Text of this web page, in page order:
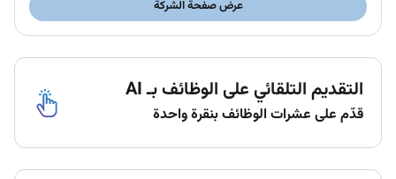
job post)
Please apply on:
Whatsapp:
عرض صفحة الشركة
التقديم التلقائي على الوظائف بـ AI
قدّم على عشرات الوظائف بنقرة واحدة